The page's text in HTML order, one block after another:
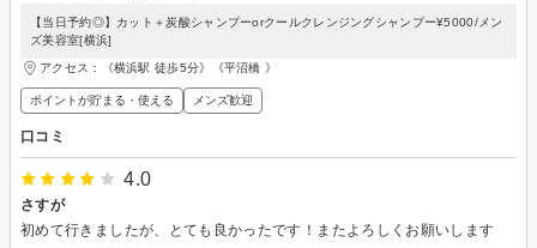
【当日予約◎】カット＋炭酸シャンプーorクールクレンジングシャンプー¥5000/メン
ズ美容室[横浜]
アクセス：《横浜駅 徒歩5分》《平沼橋 》
ポイントが貯まる・使える メンズ歓迎
口コミ
4.0
さすが
初めて行きましたが、とても良かったです！またよろしくお願いします